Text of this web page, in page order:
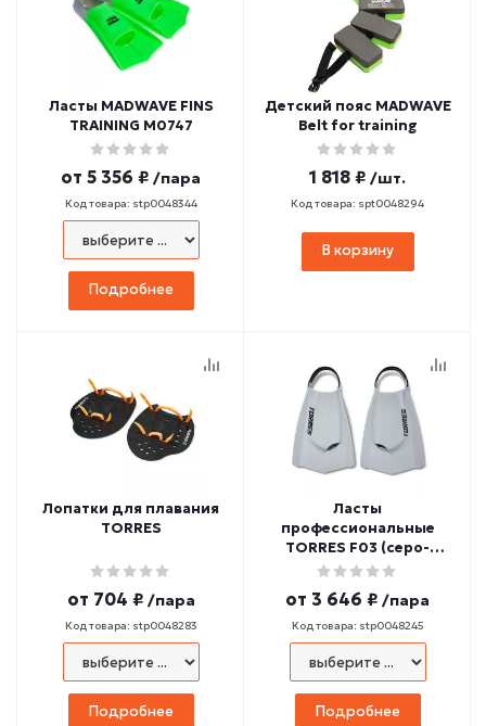
Ласты MADWAVE FINS
TRAINING M0747
от 5 356 ₽ /пара
Код товара: stp0048344
Подробнее
Детский пояс MADWAVE
Belt for training
1 818 ₽ /шт.
Код товара: spt0048294
В корзину
Лопатки для плавания
TORRES
от 704 ₽ /пара
Код товара: stp0048283
Подробнее
Ласты
профессиональные
TORRES F03 (серо-
черные)
от 3 646 ₽ /пара
Код товара: stp0048245
Подробнее